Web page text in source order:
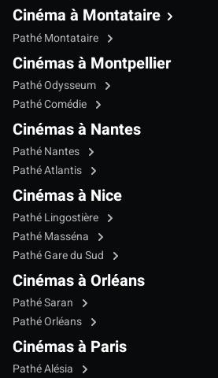
Cinéma à Montataire
Pathé Montataire
Cinémas à Montpellier
Pathé Odysseum
Pathé Comédie
Cinémas à Nantes
Pathé Nantes
Pathé Atlantis
Cinémas à Nice
Pathé Lingostière
Pathé Masséna
Pathé Gare du Sud
Cinémas à Orléans
Pathé Saran
Pathé Orléans
Cinémas à Paris
Pathé Alésia